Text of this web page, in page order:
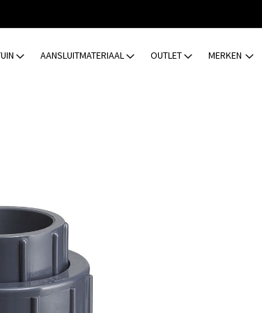
AANSLUITMATERIAAL OUTLET MERKEN